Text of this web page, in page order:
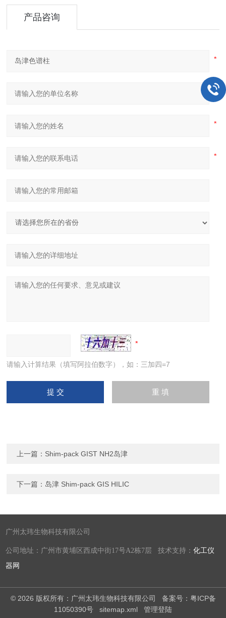
产品咨询
请输入计算结果（填写阿拉伯数字），如：三加四=7
上一篇： Shim-pack GIST NH2岛津
下一篇： 岛津 Shim-pack GIS HILIC
广州太玮生物科技有限公司
公司地址：广州市黄埔区西成中街17号A2栋7层 技术支持：化工仪
器网
© 2026 版权所有：广州太玮生物科技有限公司 备案号：粤ICP备
11050390号
sitemap.xml 管理登陆